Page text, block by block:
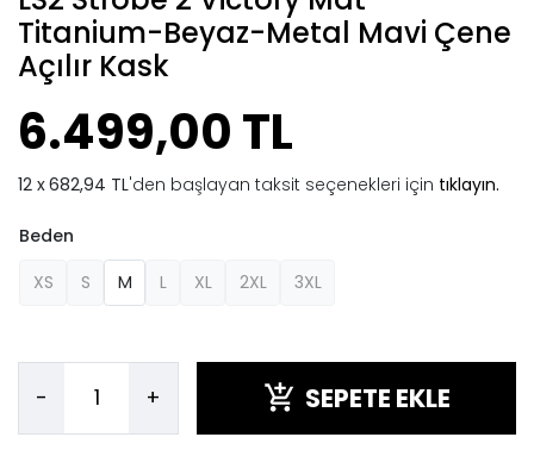
Titanium-Beyaz-Metal Mavi Çene
Açılır Kask
6.499,00 TL
682,94 TL'den başlayan taksit seçenekleri için tıklayın.
Beden
XS
S M L XL 2XL 3XL
- + SEPETE EKLE